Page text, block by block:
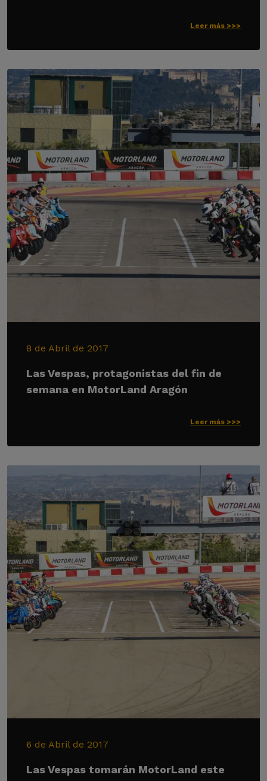
Leer más >>>
8 de Abril de 2017
Las Vespas, protagonistas del fin de
semana en MotorLand Aragón
Leer más >>>
6 de Abril de 2017
Las Vespas tomarán MotorLand este